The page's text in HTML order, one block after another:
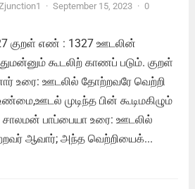
· September 15, 2023 · 0
குறள் எண் : 1327 ஊடலின்
கூடலிற் காணப் படும். குறள்
உரை: ஊடலில் தோற்றவரே வெற்றி
முடிந்த பின் கூடிமகிழும்
சாலமன் பாப்பையா உரை: ஊடலில்
ஆவார்; அந்த வெற்றியைக்...